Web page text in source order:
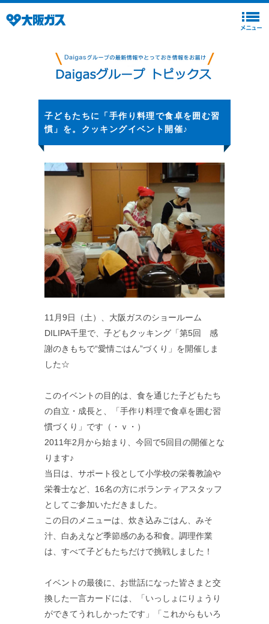
子どもたちに「手作り料理で食卓を囲む習
慣」を。クッキングイベント開催♪
11月9日（土）、大阪ガスのショールーム
DILIPA千里で、子どもクッキング「第5回 感
謝のきもちで“愛情ごはん”づくり」を開催しま
した☆
このイベントの目的は、食を通じた子どもたち
の自立・成長と、「手作り料理で食卓を囲む習
慣づくり」です（・ｖ・）
2011年2月から始まり、今回で5回目の開催とな
ります♪
当日は、サポート役として小学校の栄養教諭や
栄養士など、16名の方にボランティアスタッフ
としてご参加いただきました。
この日のメニューは、炊き込みごはん、みそ
汁、白あえなど季節感のある和食。調理作業
は、すべて子どもたちだけで挑戦しました！
イベントの最後に、お世話になった皆さまと交
換した一言カードには、「いっしょにりょうり
ができてうれしかったです」「これからもいろ